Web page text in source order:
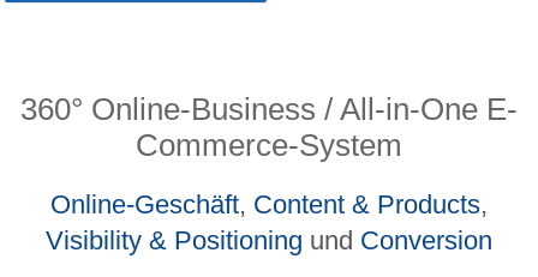
360° Online-Business / All-in-One E-
Commerce-System
Online-Geschäft, Content & Products,
Visibility & Positioning und Conversion